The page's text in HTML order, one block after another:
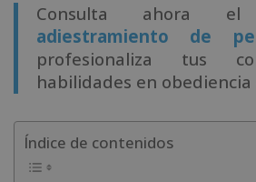
Consulta ahora
adiestramiento de
profesionaliza tus
habilidades en obediencia
Índice de contenidos